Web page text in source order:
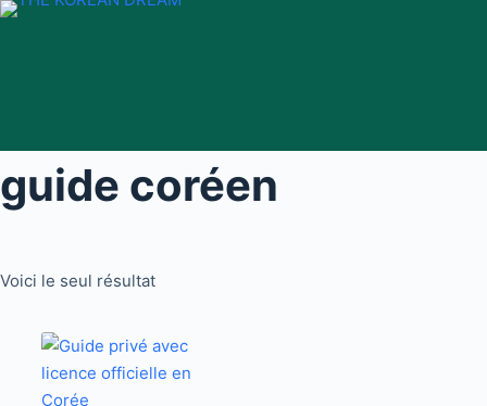
Passer
guide coréen
Voici le seul résultat